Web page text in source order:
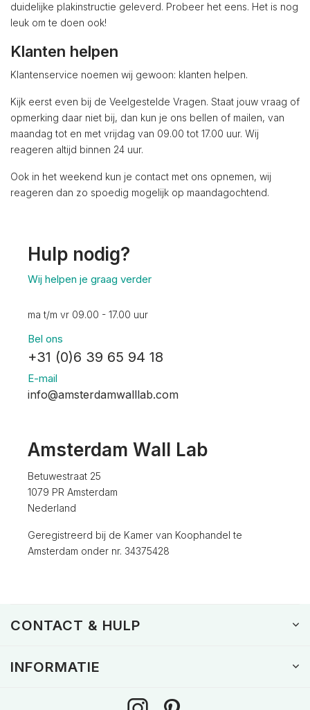
duidelijke plakinstructie geleverd. Probeer het eens. Het is nog
leuk om te doen ook!
Klanten helpen
Klantenservice noemen wij gewoon: klanten helpen.
Kijk eerst even bij de Veelgestelde Vragen. Staat jouw vraag of
opmerking daar niet bij, dan kun je ons bellen of mailen, van
maandag tot en met vrijdag van 09.00 tot 17.00 uur. Wij
reageren altijd binnen 24 uur.
Ook in het weekend kun je contact met ons opnemen, wij
reageren dan zo spoedig mogelijk op maandagochtend.
Hulp nodig?
Wij helpen je graag verder
ma t/m vr 09.00 - 17.00 uur
Bel ons
+31 (0)6 39 65 94 18
E-mail
info@amsterdamwalllab.com
Amsterdam Wall Lab
Betuwestraat 25
1079 PR Amsterdam
Nederland
Geregistreerd bij de Kamer van Koophandel te
Amsterdam onder nr. 34375428
CONTACT & HULP
INFORMATIE